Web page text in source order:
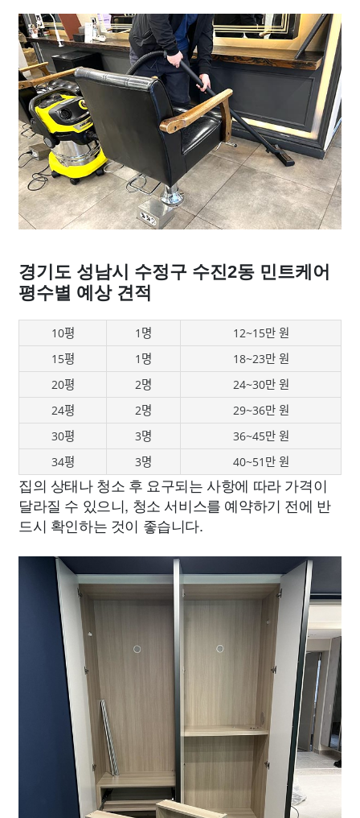
경기도 성남시 수정구 수진2동 민트케어
평수별 예상 견적
10평 1명
12~15만 원
15평
1명
18~23만 원
20평
2명
24~30만 원
24평
2명
29~36만 원
30평
3명
36~45만 원
34평
3명 40~51만 원
집의 상태나 청소 후 요구되는 사항에 따라 가격이
달라질 수 있으니, 청소 서비스를 예약하기 전에 반
드시 확인하는 것이 좋습니다.